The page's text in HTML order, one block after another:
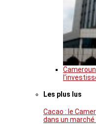
Les plus lus
Cacao : le
dans un marché